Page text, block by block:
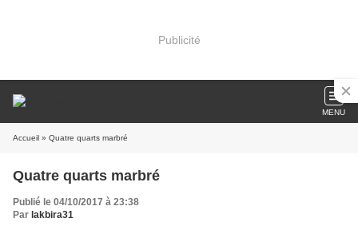
Publicité
MENU
Accueil » Quatre quarts marbré
Quatre quarts marbré
Publié le 04/10/2017 à 23:38
Par lakbira31